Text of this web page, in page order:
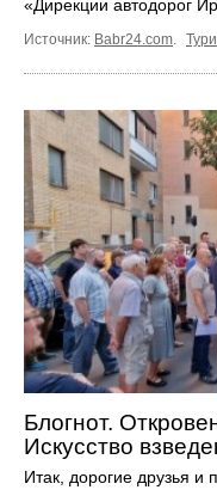
«Дирекции автодорог
Источник: Babr24.com.
Блогнот.
Искусство
Итак, дорогие друзья и